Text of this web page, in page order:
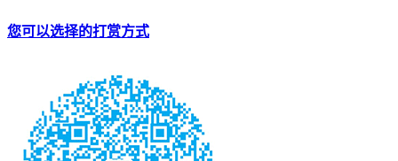
您可以选择的打赏方式